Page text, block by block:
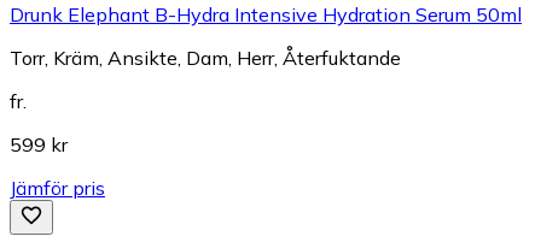
Drunk Elephant B-Hydra Intensive Hydration Serum 50ml
Torr, Kräm, Ansikte, Dam, Herr, Återfuktande
fr.
599 kr
Jämför pris